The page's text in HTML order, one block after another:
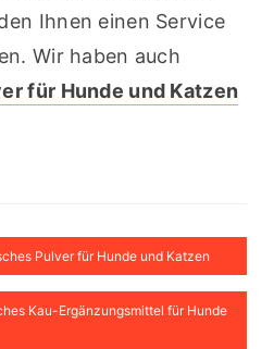
Ihnen einen Service
für Hunde und Katzen
Pulver für Hunde und Katzen
Kau-Ergänzungsmittel für Hunde